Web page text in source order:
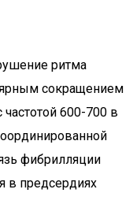
ритма
сокращением
600-700 в
фибрилляции
в предсердиях